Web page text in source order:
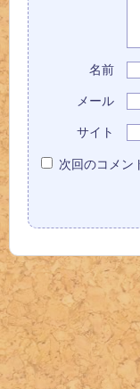
名前
メール
サイト
次回のコメン